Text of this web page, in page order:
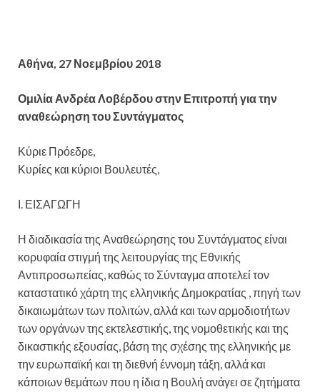
Αθήνα, 27 Νοεμβρίου 2018
Ομιλία Ανδρέα Λοβέρδου στην Επιτροπή για την
αναθεώρηση του Συντάγματος
Κύριε Πρόεδρε,
Κυρίες και κύριοι Βουλευτές,
Ι. ΕΙΣΑΓΩΓΗ
Η διαδικασία της Αναθεώρησης του Συντάγματος είναι
κορυφαία στιγμή της λειτουργίας της Εθνικής
Αντιπροσωπείας, καθώς το Σύνταγμα αποτελεί τον
καταστατικό χάρτη της ελληνικής Δημοκρατίας , πηγή των
δικαιωμάτων των πολιτών, αλλά και των αρμοδιοτήτων
των οργάνων της εκτελεστικής, της νομοθετικής και της
δικαστικής εξουσίας, βάση της σχέσης της ελληνικής με
την ευρωπαϊκή και τη διεθνή έννομη τάξη, αλλά και
κάποιων θεμάτων που η ίδια η Βουλή ανάγει σε ζητήματα